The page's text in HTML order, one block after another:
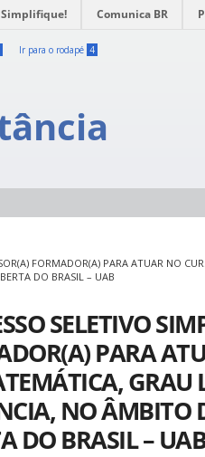
Simplifique! Comunica BR
Ir para o rodapé 4
FORMADOR(A) PARA ATUAR NO
DO BRASIL – UAB
SELETIVO
PARA
NO ÂMBITO
DO BRASIL –